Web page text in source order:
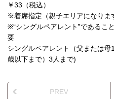
￥33（税込）
※着席指定（親子エリアになりま
※“シングルペアレント”であるこ
要
シングルペアレント（父または
歳以下まで）3人まで)
PREV